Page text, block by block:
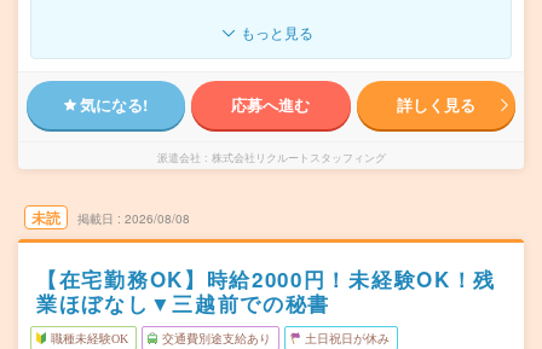
もっと見る
気になる! 応募へ進む 詳しく見る
派遣会社 株式会社リクルートスタッフィング
未読 掲載日 2026/08/08
【在宅勤務OK】時給2000円！未経験OK！残
業ほぼなし▼三越前での秘書
職種未経験OK 交通費別途支給あり 土日祝日が休み